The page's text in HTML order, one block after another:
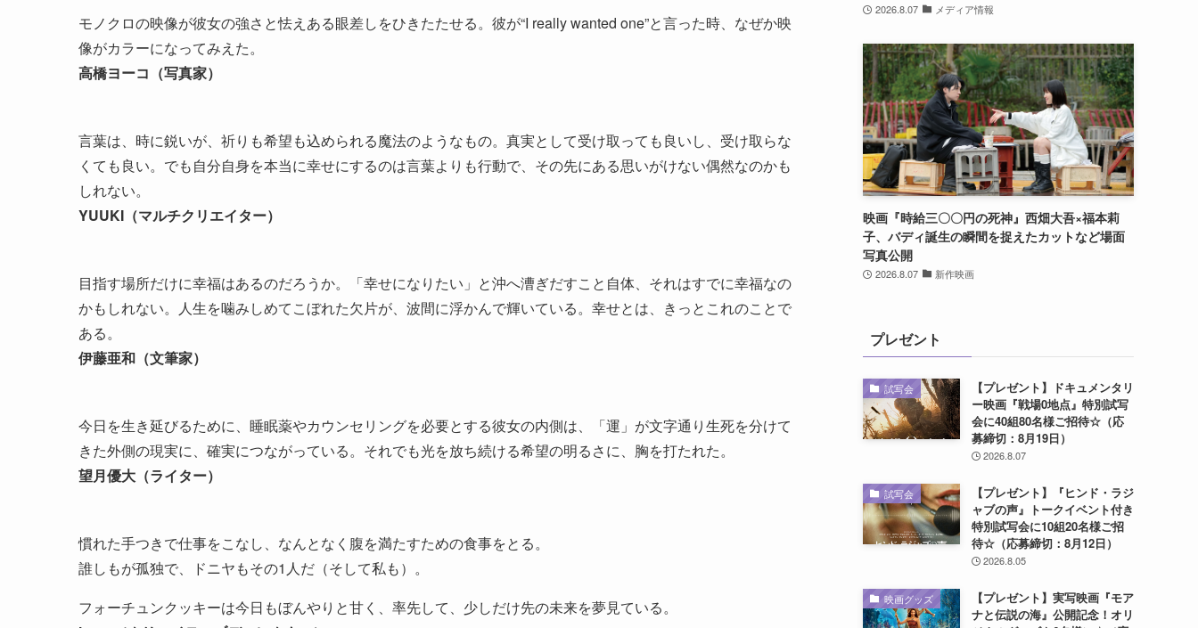
モノクロの映像が彼女の強さと怯えある眼差しをひきたたせる。彼が“I really wanted one”と言った時、なぜか映
像がカラーになってみえた。
高橋ヨーコ（写真家）
言葉は、時に鋭いが、祈りも希望も込められる魔法のようなもの。真実として受け取っても良いし、受け取らな
くても良い。でも自分自身を本当に幸せにするのは言葉よりも行動で、その先にある思いがけない偶然なのかも
しれない。
YUUKI（マルチクリエイター）
目指す場所だけに幸福はあるのだろうか。「幸せになりたい」と沖へ漕ぎだすこと自体、それはすでに幸福なの
かもしれない。人生を噛みしめてこぼれた欠片が、波間に浮かんで輝いている。幸せとは、きっとこれのことで
ある。
伊藤亜和（文筆家）
今日を生き延びるために、睡眠薬やカウンセリングを必要とする彼女の内側は、「運」が文字通り生死を分けて
きた外側の現実に、確実につながっている。それでも光を放ち続ける希望の明るさに、胸を打たれた。
望月優大（ライター）
慣れた手つきで仕事をこなし、なんとなく腹を満たすための食事をとる。
誰しもが孤独で、ドニヤもその1人だ（そして私も）。
フォーチュンクッキーは今日もぼんやりと甘く、率先して、少しだけ先の未来を夢見ている。
2026.8.07 メディア情報
映画『時給三〇〇円の死神』西畑大吾×福本莉
子、バディ誕生の瞬間を捉えたカットなど場面
写真公開
2026.8.07 新作映画
プレゼント
試写会
【プレゼント】ドキュメンタリ
ー映画『戦場0地点』特別試写
会に40組80名様ご招待☆（応
募締切：8月19日）
2026.8.07
試写会
【プレゼント】『ヒンド・ラジ
ャブの声』トークイベント付き
特別試写会に10組20名様ご招
待☆（応募締切：8月12日）
2026.8.05
映画グッズ
【プレゼント】実写映画『モア
ナと伝説の海』公開記念！オリ